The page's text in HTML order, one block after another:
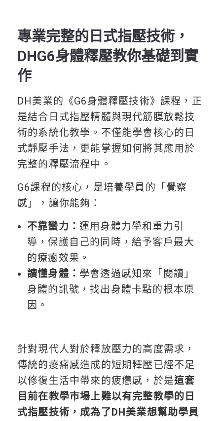
專業完整的日式指壓技術，
DHG6身體釋壓教你基礎到實
作
DH美業的《G6身體釋壓技術》課程，正
是結合日式指壓精髓與現代筋膜放鬆技
術的系統化教學。不僅能學會核心的日
式靜壓手法，更能掌握如何將其應用於
完整的釋壓流程中。
G6課程的核心，是培養學員的「覺察
感」，讓你能夠：
不靠蠻力： 運用身體力學和重力引
導，保護自己的同時，給予客戶最大
的療癒效果。
讀懂身體： 學會透過感知來「閱讀」
身體的訊號，找出身體卡點的根本原
因。
針對現代人對於釋放壓力的高度需求，
傳統的痠痛感造成的短期釋壓已經不足
以修復生活中帶來的疲憊感，於是這套
目前在教學市場上難以有完整教學的日
式指壓技術，成為了DH美業想幫助學員